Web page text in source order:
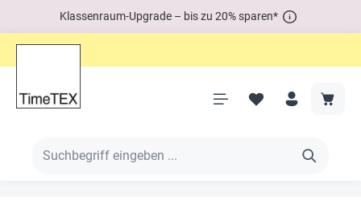
Klassenraum-Upgrade – bis zu 20% sparen*